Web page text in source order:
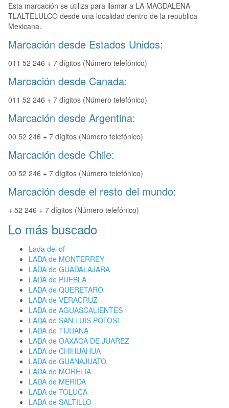
Esta marcación se utiliza para llamar a LA MAGDALENA
TLALTELULCO desde una localidad dentro de la republica
Mexicana.
Marcación desde Estados Unidos:
011 52 246 + 7 dígitos (Número telefónico)
Marcación desde Canada:
011 52 246 + 7 dígitos (Número telefónico)
Marcación desde Argentina:
00 52 246 + 7 dígitos (Número telefónico)
Marcación desde Chile:
00 52 246 + 7 dígitos (Número telefónico)
Marcación desde el resto del mundo:
+ 52 246 + 7 dígitos (Número telefónico)
Lo más buscado
Lada del df
LADA de MONTERREY
LADA de GUADALAJARA
LADA de PUEBLA
LADA de QUERETARO
LADA de VERACRUZ
LADA de AGUASCALIENTES
LADA de SAN LUIS POTOSI
LADA de TIJUANA
LADA de OAXACA DE JUAREZ
LADA de CHIHUAHUA
LADA de GUANAJUATO
LADA de MORELIA
LADA de MERIDA
LADA de TOLUCA
LADA de SALTILLO